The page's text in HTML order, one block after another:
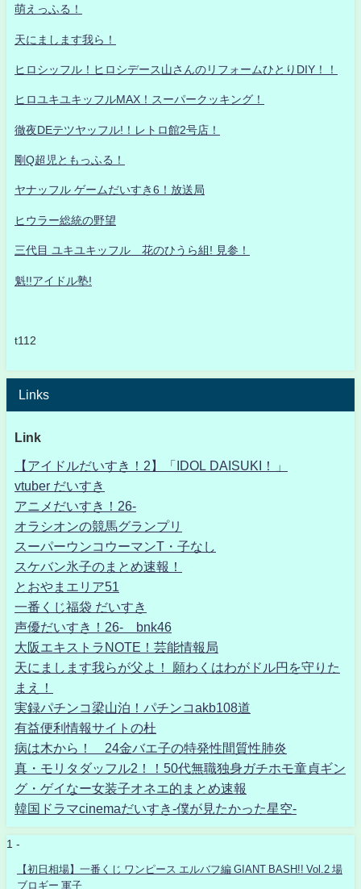
萌えっふる！
天にまします我ら！
ヒロシッフル！ヒロシデース山さんのリフォームひとりDIY！！
ヒロユキユキッフルMAX！スーパークッキング！
徹夜DEテツヤッフル!！レトロ館2号店！
剛Q超児ともっふる！
ヤナッフル ゲームだいすき6！放送局
ヒウラー総統の野望
三代目 ユキユキッフル 花のひうら組! 見参！
魁!!アイドル塾!
t112
Links
Link
【アイドルだいすき！2】「IDOL DAISUKI！」
vtuber だいすき
アニメだいすき！26-
オラシオンの競馬グランプリ
スーパーウンコウーマンT・子なし
スケバン氷子のまとめ速報！
とおやまエリア51
一番くじ福袋 だいすき
声優だいすき！26- bnk46
大阪エキストラNOTE！芸能情報局
天にまします我らが父よ！ 願わくはわがドル円を守りた
まえ！
実録パチンコ梁山泊！パチンコakb108道
有益便利情報サイトの杜
病は木から！ 24金バエ子の特発性間質性肺炎
真・モリタダッフル2！！50代無職独身ガチホモ童貞ギン
グ・ゲイなー女装子オネエ的まとめ速報
韓国ドラマcinemaだいすき-僕が見たかった星空-
1 -
【初日相場】一番くじ ワンピース エルバフ編 GIANT BASH!! Vol.2 場
ブロギー 軍子